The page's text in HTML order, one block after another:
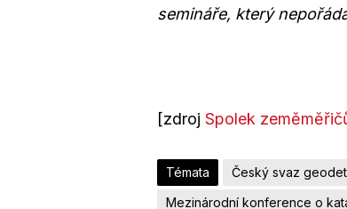
semináře, který
[zdroj Spolek
Témata Český svaz
Mezinárodní konference o